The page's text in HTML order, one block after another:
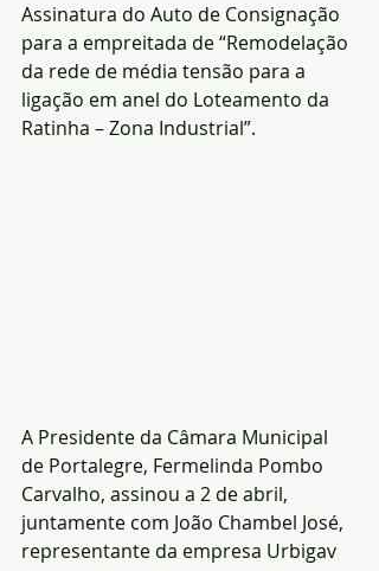
Assinatura do Auto de Consignação
para a empreitada de “Remodelação
da rede de média tensão para a
ligação em anel do Loteamento da
Ratinha – Zona Industrial”.
A Presidente da Câmara Municipal
de Portalegre, Fermelinda Pombo
Carvalho, assinou a 2 de abril,
juntamente com João Chambel José,
representante da empresa Urbigav